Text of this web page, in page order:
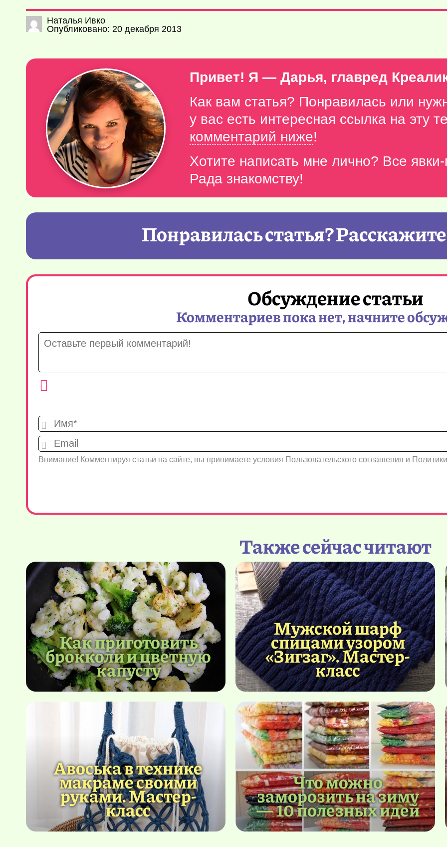
Наталья Ивко
Опубликовано: 20 декабря 2013
Привет! Я — Дарья, главред
Как вам статья? Понравилась или
у вас есть интересная ссылка на эту
комментарий ниже!
Хотите написать мне лично? Все
Рада знакомству!
Понравилась статья?
Обсуждение статьи
Комментариев пока нет, начните
Внимание! Комментируя статьи на сайте, вы принимаете условия Пользовательского соглашения и
Также сейчас читают
Как приготовить
брокколи и цветную
капусту
Мужской шарф
спицами узором
«Зигзаг». Мастер-
класс
Авоська в технике
макраме своими
руками. Мастер-
класс
Что можно
заморозить на зиму
— 10 полезных идей